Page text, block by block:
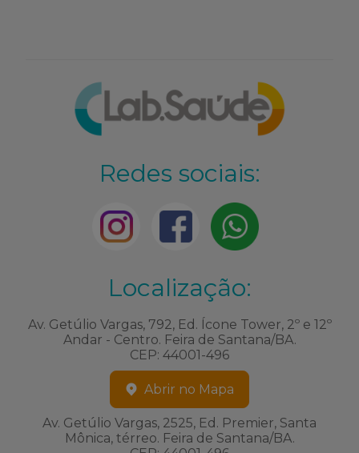
Redes sociais:
Localização:
Av. Getúlio Vargas, 792, Ed. Ícone Tower, 2º e 12º
Andar - Centro. Feira de Santana/BA.
CEP: 44001-496
Abrir no Mapa
Av. Getúlio Vargas, 2525, Ed. Premier, Santa
Mônica, térreo. Feira de Santana/BA.